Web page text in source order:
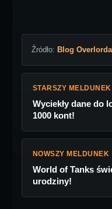
Źródło: Blog Overlorda
STARSZY MELDUNEK
Wyciekły dane do
1000 kont!
NOWSZY MELDUNEK
World of Tanks
urodziny!